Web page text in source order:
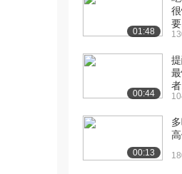
01:48
要
00:44
者
00:13